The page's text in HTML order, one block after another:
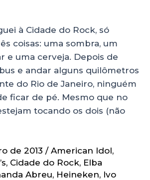
à Cidade do Rock, só
coisas: uma sombra, um
e uma cerveja. Depois de
e andar alguns quilômetros
do Rio de Janeiro, ninguém
ficar de pé. Mesmo que no
tocando os dois (não
de 2013 / American Idol,
, Cidade do Rock, Elba
Abreu, Heineken, Ivo